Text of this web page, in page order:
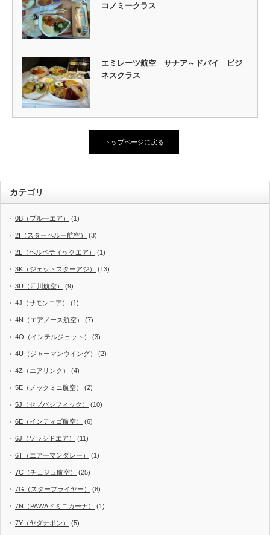
コノミークラス
エミレーツ航空 サナア～ドバイ ビジ
ネスクラス
トップページに戻る
カテゴリ
0B（ブルーエア） (1)
2I（スターペルー航空） (3)
2L（ヘルベティックエア） (1)
3K（ジェットスターアジ） (13)
3U（四川航空） (9)
4J（サモンエア） (1)
4N（エアノース航空） (7)
4O（インテルジェット） (3)
4U（ジャーマンウイング） (2)
4Z（エアリンク） (4)
5E（ノックミニ航空） (2)
5J（セブパシフィック） (10)
6E（インディゴ航空） (6)
6J（ソラシドエア） (11)
6T（エアーマンダレー） (1)
7C（チェジュ航空） (25)
7G（スターフライヤー） (8)
7N（PAWAドミニカーナ） (1)
7Y（ヤダナポン） (5)